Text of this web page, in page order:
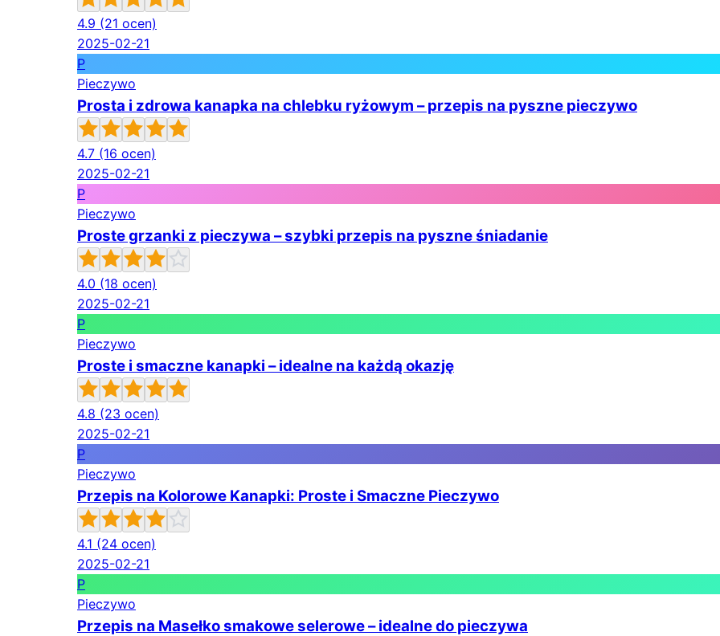
4.9 (21 ocen)
2025-02-21
P
Pieczywo
Prosta i zdrowa kanapka na chlebku ryżowym – przepis na pyszne pieczywo
4.7 (16 ocen)
2025-02-21
P
Pieczywo
Proste grzanki z pieczywa – szybki przepis na pyszne śniadanie
4.0 (18 ocen)
2025-02-21
P
Pieczywo
Proste i smaczne kanapki – idealne na każdą okazję
4.8 (23 ocen)
2025-02-21
P
Pieczywo
Przepis na Kolorowe Kanapki: Proste i Smaczne Pieczywo
4.1 (24 ocen)
2025-02-21
P
Pieczywo
Przepis na Masełko smakowe selerowe – idealne do pieczywa